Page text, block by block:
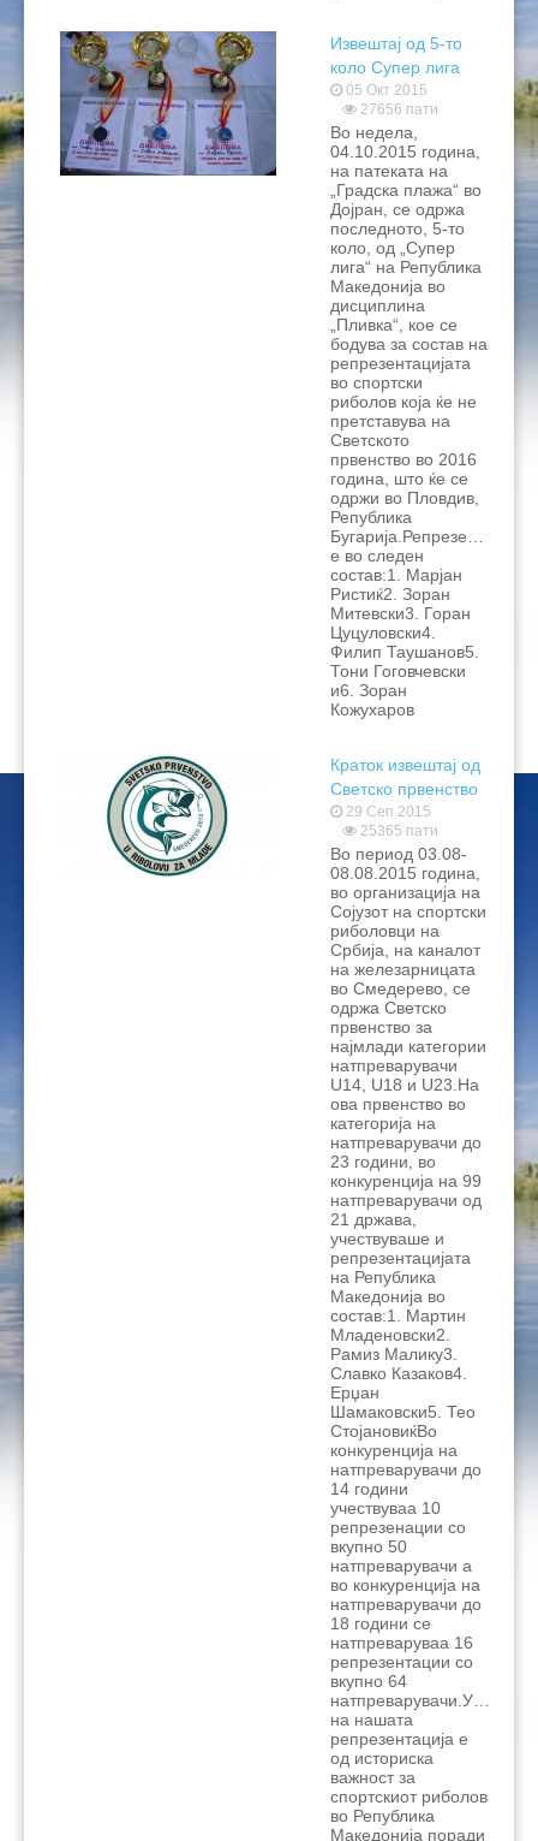
Извештај од 5-то
коло Супер лига
“пливка“ 2015
05 Окт 2015
27656 пати
Во недела,
04.10.2015 година,
на патеката на
„Градска плажа“ во
Дојран, се одржа
последното, 5-то
коло, од „Супер
лига“ на Република
Македонија во
дисциплина
„Пливка“, кое се
бодува за состав на
репрезентацијата
во спортски
риболов која ќе не
претставува на
Светското
првенство во 2016
година, што ќе се
одржи во Пловдив,
Република
е во следен
состав:1. Марјан
Ристиќ2. Зоран
Митевски3. Горан
Цуцуловски4.
Филип Таушанов5.
Тони Гоговчевски
и6. Зоран
Кожухаров
Краток извештај од
Светско првенство
за најмлади
категории
натпреварувачи
U14, U18 и U23,
Смедерево 2015
29 Сеп 2015
25365 пати
Во пeриод 03.08-
08.08.2015 година,
во организација на
Сојузот на спортски
риболовци на
Србија, на каналот
на железарницата
во Смедерево, се
одржа Светско
првенство за
најмлади категории
натпреварувачи
U14, U18 и U23.На
ова првенство во
категорија на
натпреварувачи до
23 години, во
конкуренција на 99
натпреварувачи од
21 држава,
учествуваше и
репрезентацијата
на Република
Македонија во
состав:1. Мартин
Младеновски2.
Рамиз Малику3.
Славко Казаков4.
Ерџан
Шамаковски5. Тео
СтојановиќВо
конкуренција на
натпреварувачи до
14 години
учествуваа 10
репрезенации со
вкупно 50
натпреварувачи а
во конкуренција на
натпреварувачи до
18 години се
натпреваруваа 16
репрезентации со
вкупно 64
на нашата
репрезентација е
од историска
важност за
спортскиот риболов
во Република
Македонија поради